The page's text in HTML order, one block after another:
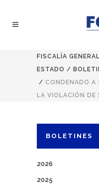
FISCALÍA
ESTADO /
/ CONDENADO A
LA VIOLACIÓN DE
BOLETINES
2026
2025